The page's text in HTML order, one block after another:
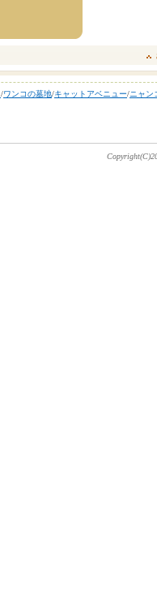
/ワンコの墓地/キャットアベニュー/ニャン